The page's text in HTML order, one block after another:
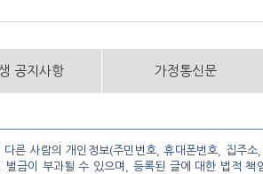
공지사항 가정통신문
른 사람의 개인정보(주민번호, 휴대폰번호, 집주소
금이 부과될 수 있으며, 등록된 글에 대한 법적 책